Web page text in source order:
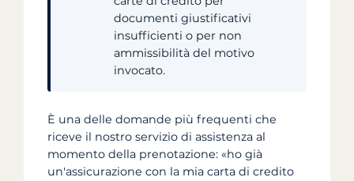
documenti giustificativi
insufficienti o per non
ammissibilità del motivo
invocato.
È una delle domande più frequenti che
riceve il nostro servizio di assistenza al
momento della prenotazione: «ho già
un'assicurazione con la mia carta di credito